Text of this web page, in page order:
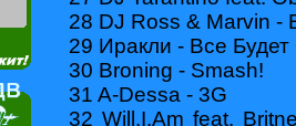
28 DJ Ross & Marvin -
29 Иракли - Все
30 Broning - Smash!
31 A-Dessa - 3G
32 Will.I.Am feat.